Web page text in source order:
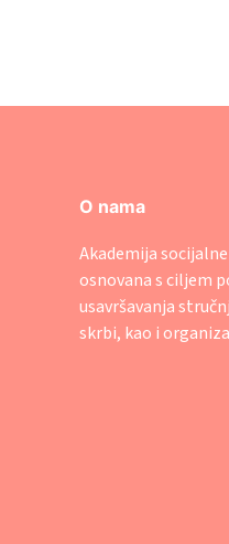
O nama
Akademija
osnovana s ciljem
usavršavanja
skrbi, kao i